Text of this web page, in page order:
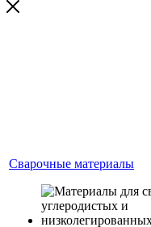
Сварочные материалы